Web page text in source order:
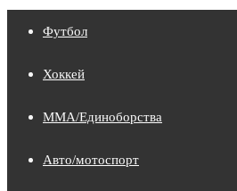
Футбол
Хоккей
MMA/Единоборства
Авто/мотоспорт